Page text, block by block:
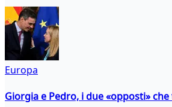
Europa
Giorgia e Pedro, i due «opposti»